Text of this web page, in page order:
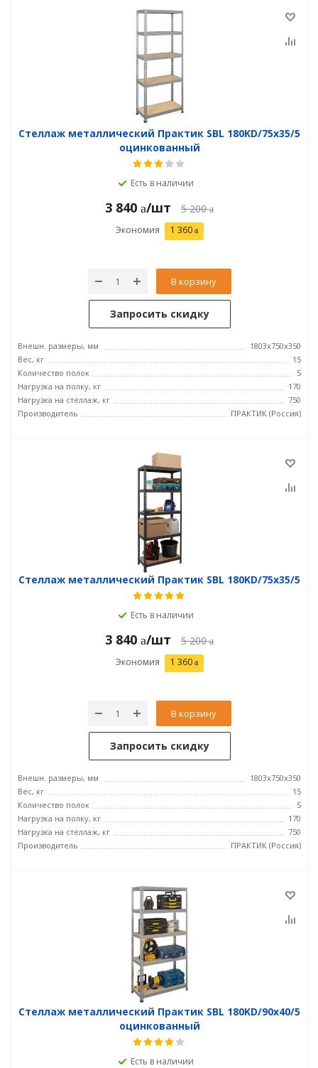
Стеллаж металлический Практик SBL 180KD/75x35/5
оцинкованный
Есть в наличии
3 840 /шт 5 200
Экономия 1 360
В корзину
Запросить скидку
Внешн. размеры, мм
1803x750x350
Вес, кг
15
Количество полок
5
Нагрузка на полку, кг
170
Нагрузка на стеллаж, кг
750
Производитель
ПРАКТИК (Россия)
Стеллаж металлический Практик SBL 180KD/75x35/5
Есть в наличии
3 840 /шт 5 200
Экономия 1 360
В корзину
Запросить скидку
Внешн. размеры, мм
1803x750x350
Вес, кг
15
Количество полок
5
Нагрузка на полку, кг
170
Нагрузка на стеллаж, кг
750
Производитель
ПРАКТИК (Россия)
Стеллаж металлический Практик SBL 180KD/90x40/5
оцинкованный
Есть в наличии